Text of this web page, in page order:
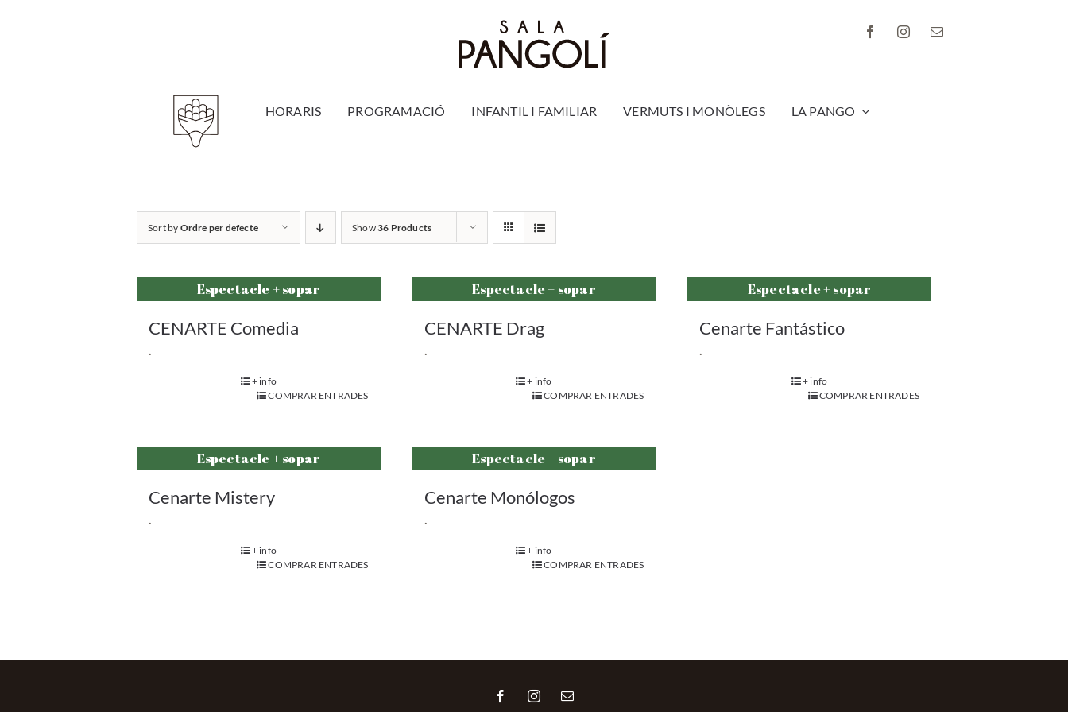
HORARIS PROGRAMACIÓ INFANTIL I FAMILIAR VERMUTS I MONÒLEGS LA PANGO
Sort by Ordre per defecte Show36 Products
Espectacle + sopar
CENARTE Comedia
.
+ info
COMPRAR ENTRADES
Espectacle + sopar
CENARTE Drag
.
+ info
COMPRAR ENTRADES
Espectacle + sopar
Cenarte Fantástico
.
+ info
COMPRAR ENTRADES
Espectacle + sopar
Cenarte Mistery
.
+ info
COMPRAR ENTRADES
Espectacle + sopar
Cenarte Monólogos
.
+ info
COMPRAR ENTRADES